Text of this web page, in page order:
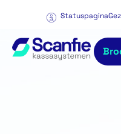
Statuspagina